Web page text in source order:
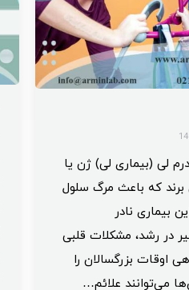
لی (بیماری لی) ژن یا
برند که باعث مرگ سلول
نادر
در رشد، مشکلات قلبی
بزرگسالان را
می‌توانند علائم…